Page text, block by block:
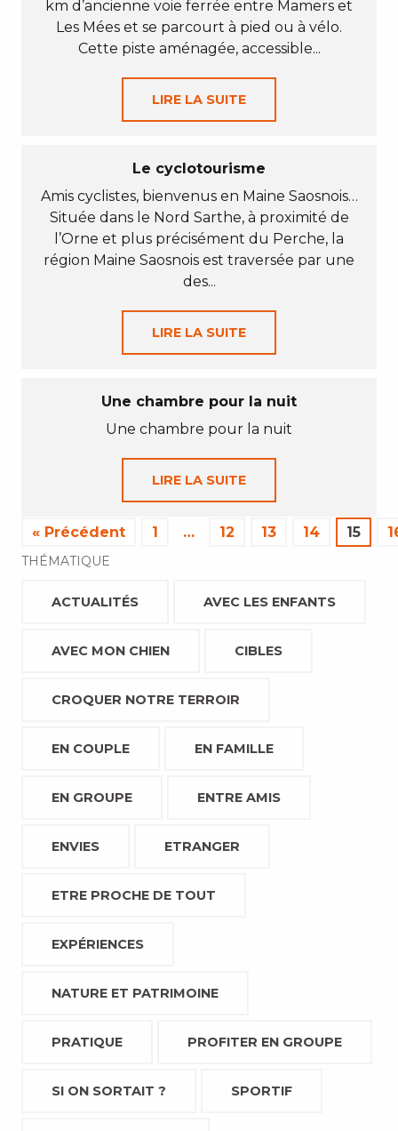
km d’ancienne voie ferrée entre Mamers et
Les Mées et se parcourt à pied ou à vélo.
Cette piste aménagée, accessible...
LIRE LA SUITE
Le cyclotourisme
Amis cyclistes, bienvenus en Maine Saosnois…
Située dans le Nord Sarthe, à proximité de
l’Orne et plus précisément du Perche, la
région Maine Saosnois est traversée par une
des...
LIRE LA SUITE
Une chambre pour la nuit
Une chambre pour la nuit
LIRE LA SUITE
« Précédent 1 … 12 13 14 15
THÉMATIQUE
ACTUALITÉS AVEC LES ENFANTS
AVEC MON CHIEN CIBLES
CROQUER NOTRE TERROIR
EN COUPLE EN FAMILLE
EN GROUPE ENTRE AMIS
ENVIES ETRANGER
ETRE PROCHE DE TOUT
EXPÉRIENCES
NATURE ET PATRIMOINE
PRATIQUE PROFITER EN GROUPE
SI ON SORTAIT ? SPORTIF